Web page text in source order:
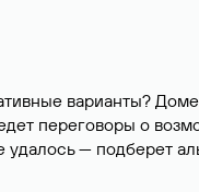
варианты?
переговоры о
— подберет